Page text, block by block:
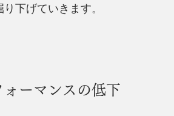
下げていきます。
ーマンスの低下